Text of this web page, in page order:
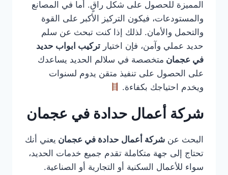
المميزة للحصول على شكل راقٍ. أما في المصانع
والمستودعات، فيكون التركيز الأكبر على القوة
والتحمل والأمان. لذلك إذا كنت تبحث عن سلم
حديد عملي وآمن، فإن اختيار تركيب ابواب حديد
في عجمان متخصصة في سلالم الحديد يساعدك
على الحصول على تنفيذ متقن يدوم لسنوات
ويخدم احتياجك بكفاءة.
شركة أعمال حدادة في عجمان
البحث عن شركة أعمال حدادة في عجمان يعني أنك
تحتاج إلى جهة متكاملة تقدم جميع خدمات الحديد،
سواء للأعمال السكنية أو التجارية أو الصناعية.